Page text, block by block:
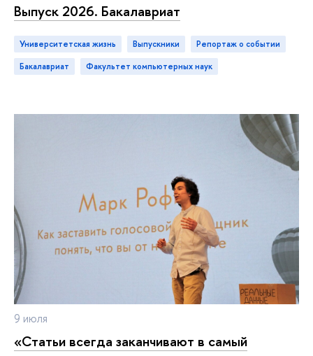
Выпуск 2026. Бакалавриат
Университетская жизнь выпускники
репортаж о событии
бакалавриат
Факультет компьютерных наук
9 июля
«Статьи всегда заканчивают в самый